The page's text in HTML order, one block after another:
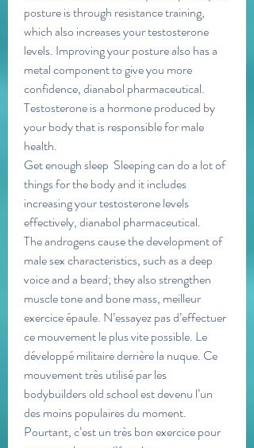
posture is through resistance training,
which also increases your testosterone
levels. Improving your posture also has a
metal component to give you more
confidence, dianabol pharmaceutical.
Testosterone is a hormone produced by
your body that is responsible for male
health.
Get enough sleep  Sleeping can do a lot of
things for the body and it includes
increasing your testosterone levels
effectively, dianabol pharmaceutical.
The androgens cause the development of
male sex characteristics, such as a deep
voice and a beard; they also strengthen
muscle tone and bone mass, meilleur
exercice épaule. N’essayez pas d’effectuer
ce mouvement le plus vite possible. Le
développé militaire derrière la nuque. Ce
mouvement très utilisé par les
bodybuilders old school est devenu l’un
des moins populaires du moment.
Pourtant, c’est un très bon exercice pour